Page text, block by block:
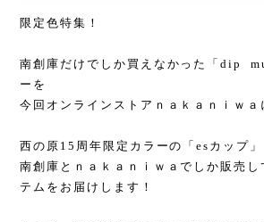
限定色特集！
南創庫だけでしか買えなかった「dip
ーを
今回オンラインストアｎａｋａｎｉｗａ
西の原15周年限定カラーの「esカップ」
南創庫とｎａｋａｎｉｗａでしか販売し
テムをお届けします！